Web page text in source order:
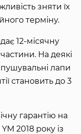
зняти їх
терміну.
12-місячну
На деякі
лапи
становить до 3
гарантію на
2018 року із